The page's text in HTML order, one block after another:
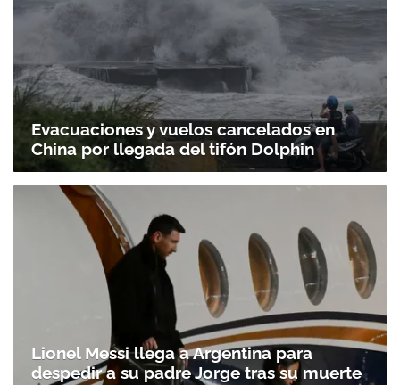
Evacuaciones y vuelos cancelados en
China por llegada del tifón Dolphin
Lionel Messi llega a Argentina para
despedir a su padre Jorge tras su muerte